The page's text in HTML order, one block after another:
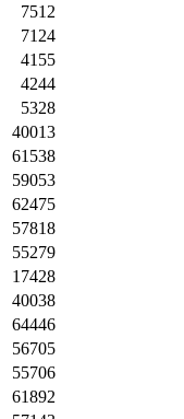
7512
7124
4155
4244
5328
40013
61538
59053
62475
57818
55279
17428
40038
64446
56705
55706
61892